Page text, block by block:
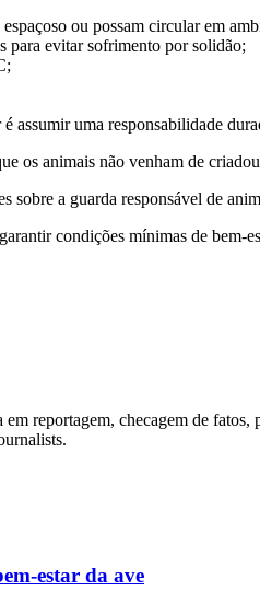
ou possam circular em
para evitar sofrimento por solidão;
assumir uma responsabilidade
os animais não venham de
a guarda responsável de
condições mínimas de bem-
reportagem, checagem de
estar da ave